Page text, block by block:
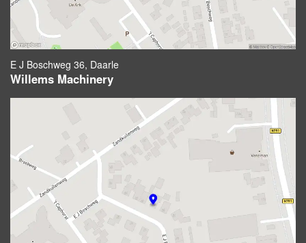
E J Boschweg 36, Daarle
Willems Machinery